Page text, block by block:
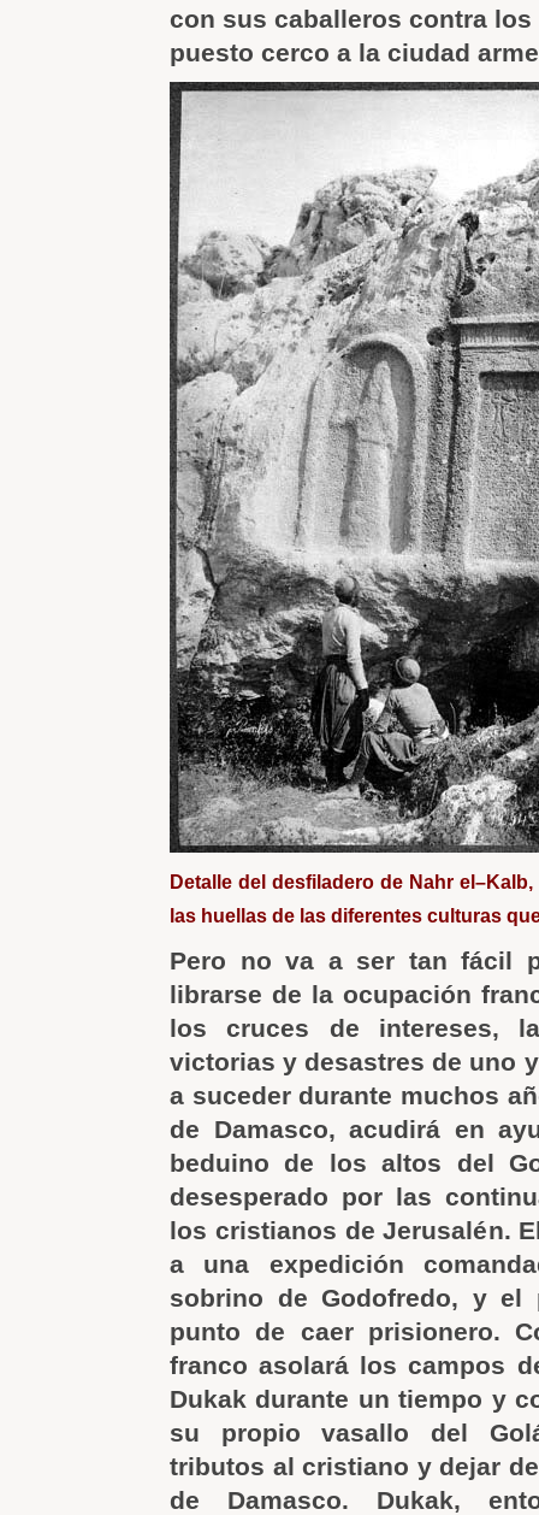
con sus caballeros contra
puesto cerco a la ciudad
Detalle del desfiladero de Nahr
las huellas de las diferentes culturas
Pero no va a ser tan fácil
librarse de la ocupación
los cruces de intereses,
victorias y desastres de uno
a suceder durante muchos
de Damasco, acudirá en
beduino de los altos del
desesperado por las
los cristianos de Jerusalén.
a una expedición
sobrino de Godofredo, y el
punto de caer prisionero.
franco asolará los campos
Dukak durante un tiempo y
su propio vasallo del
tributos al cristiano y dejar
de Damasco. Dukak,